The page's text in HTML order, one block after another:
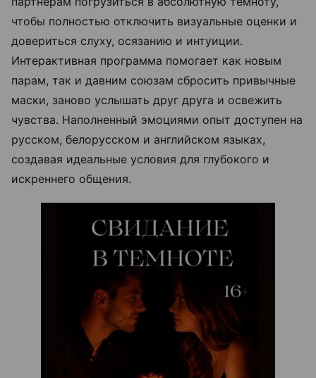
чтобы полностью отключить визуальные оценки и
довериться слуху, осязанию и интуиции.
Интерактивная программа помогает как новым
парам, так и давним союзам сбросить привычные
маски, заново услышать друг друга и освежить
чувства. Наполненный эмоциями опыт доступен на
русском, белорусском и английском языках,
создавая идеальные условия для глубокого и
искреннего общения.